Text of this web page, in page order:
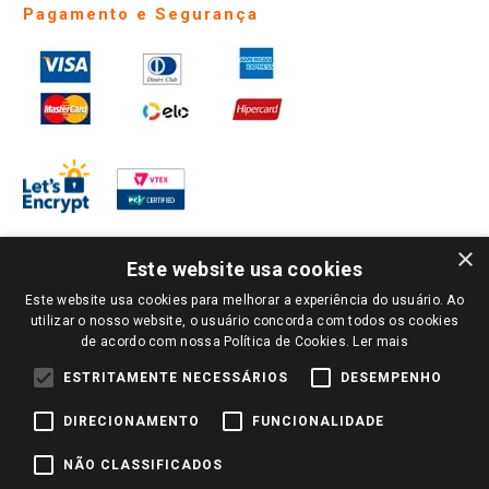
Pagamento e Segurança
PARA VER OS PREÇOS DA SUA REGIÃO, FAÇA LOGIN E SELECIONE A LOJA DE
SUA PREFERÊNCIA. SOMENTE APÓS O LOGIN, OS PREÇOS DA SUA REGIÃO OU
LOJA SERÃO CARREGADOS.
TODOS OS PREÇOS E CONDIÇÕES COMERCIAIS DESTE SITE SÃO VÁLIDOS APENAS
PARA COMPRAS REALIZADAS NO GIASSI.COM.BR E NA LOJA SELECIONADA
PREÇOS PARA AS VENDAS ONLINE DIVULGADOS NO SITE PREVALECEM ANTE
COMUNICAÇÃO E SITES DE BUSCAS.
2022 COPYRIGHT - GIASSI SUPERMERCADOS. TODOS OS DIREITOS RESERVADOS.
×
Este website usa cookies
Este website usa cookies para melhorar a experiência do usuário. Ao
utilizar o nosso website, o usuário concorda com todos os cookies
de acordo com nossa Política de Cookies. Ler mais
ESTRITAMENTE NECESSÁRIOS DESEMPENHO
DIRECIONAMENTO FUNCIONALIDADE
NÃO CLASSIFICADOS